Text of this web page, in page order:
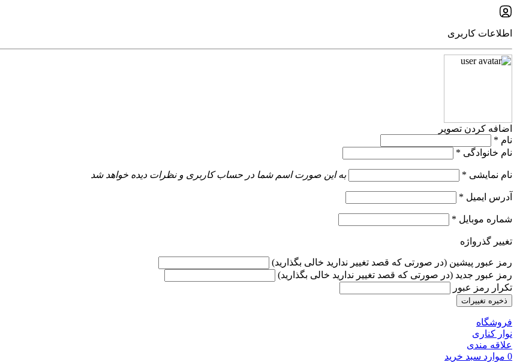
اطلاعات کاربری
اضافه کردن تصویر
نام *
نام خانوادگی *
نام نمایشی * به این صورت اسم شما در حساب کاربری و نظرات دیده خواهد شد
آدرس ایمیل *
شماره موبایل *
تغییر گذرواژه
رمز عبور پیشین (در صورتی که قصد تغییر ندارید خالی بگذارید)
رمز عبور جدید (در صورتی که قصد تغییر ندارید خالی بگذارید)
تکرار رمز عبور
ذخیره تغییرات
فروشگاه
نوار کناری
علاقه مندی
0 موارد سبد خرید